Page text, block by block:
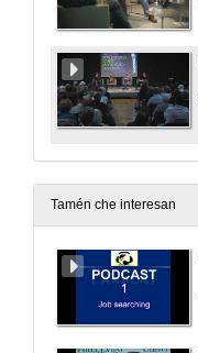
Tamén che interesan